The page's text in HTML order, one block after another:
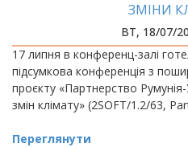
ЗМІНИ
ВТ, 18/07/
17 липня в конференц-залі
підсумкова конференція з
проєкту «Партнерство
змін клімату» (2SOFT/1.2/63,
Переглянути